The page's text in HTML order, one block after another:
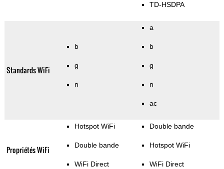
TD-HSDPA
Standards WiFi
b
g
n
a
b
g
n
ac
Propriétés WiFi
Hotspot WiFi
Double bande
WiFi Direct
Double bande
Hotspot WiFi
WiFi Direct